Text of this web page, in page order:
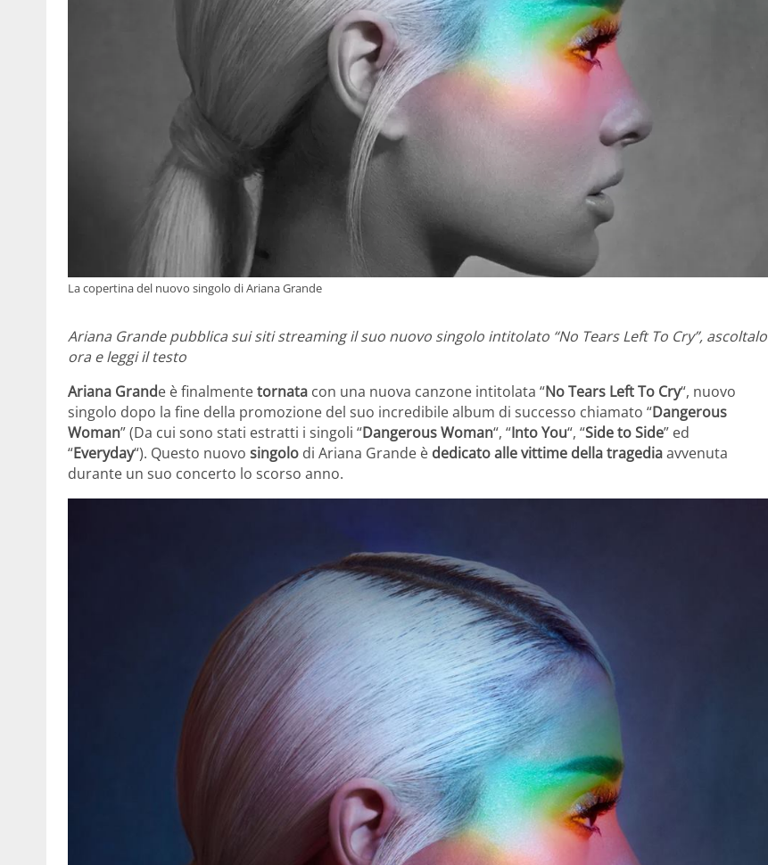
La copertina del nuovo singolo di Ariana Grande
Ariana Grande pubblica sui siti streaming il suo nuovo singolo intitolato “No Tears Left To Cry”, ascoltalo
ora e leggi il testo
Ariana Grande è finalmentetornata con una nuova canzone intitolata “No Tears Left To Cry“, nuovo
singolo dopo la fine della promozione del suo incredibile album di successo chiamato “Dangerous
Woman” (Da cui sono stati estratti i singoli “Dangerous Woman“, “Into You“, “Side to Side” ed
“Everyday“). Questo nuovo singolo di Ariana Grande è dedicato alle vittime della tragediaavvenuta
durante un suo concerto lo scorso anno.